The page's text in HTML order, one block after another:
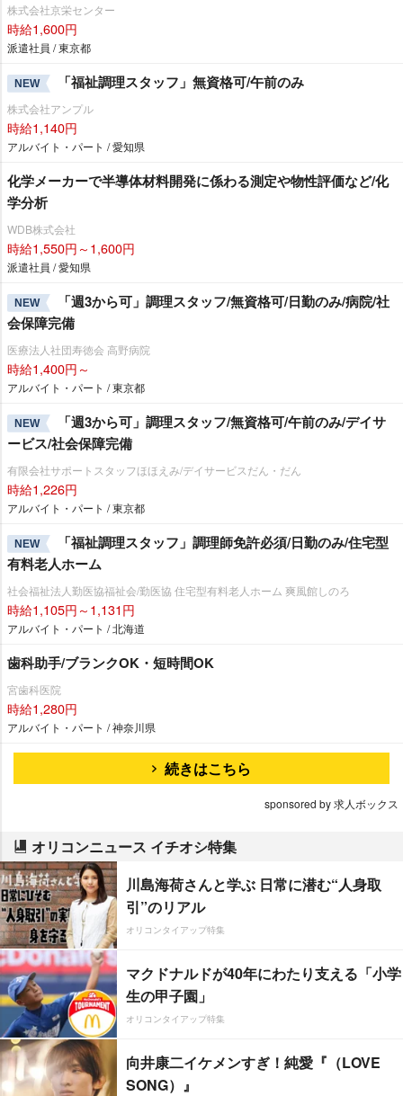
株式会社京栄センター
時給1,600円
派遣社員 / 東京都
NEW 「福祉調理スタッフ」無資格可/午前のみ
株式会社アンプル
時給1,140円
アルバイト・パート / 愛知県
化学メーカーで半導体材料開発に係わる測定や物性評価など/化
学分析
WDB株式会社
時給1,550円～1,600円
派遣社員 / 愛知県
NEW
「週3から可」調理スタッフ/無資格可/日勤のみ/病院/社
会保障完備
医療法人社団寿徳会 高野病院
時給1,400円～
アルバイト・パート / 東京都
NEW
「週3から可」調理スタッフ/無資格可/午前のみ/デイサ
ービス/社会保障完備
有限会社サポートスタッフほほえみ/デイサービスだん・だん
時給1,226円
アルバイト・パート / 東京都
NEW
「福祉調理スタッフ」調理師免許必須/日勤のみ/住宅型
有料老人ホーム
社会福祉法人勤医協福祉会/勤医協 住宅型有料老人ホーム 爽風館しのろ
時給1,105円～1,131円
アルバイト・パート / 北海道
歯科助手/ブランクOK・短時間OK
宮歯科医院
時給1,280円
アルバイト・パート / 神奈川県
続きはこちら
sponsored by 求人ボックス
オリコンニュース イチオシ特集
川島海荷さんと学ぶ 日常に潜む“人身取
引”のリアル
オリコンタイアップ特集
マクドナルドが40年にわたり支える「小学
生の甲子園」
オリコンタイアップ特集
向井康二イケメンすぎ！純愛『（LOVE
SONG）』